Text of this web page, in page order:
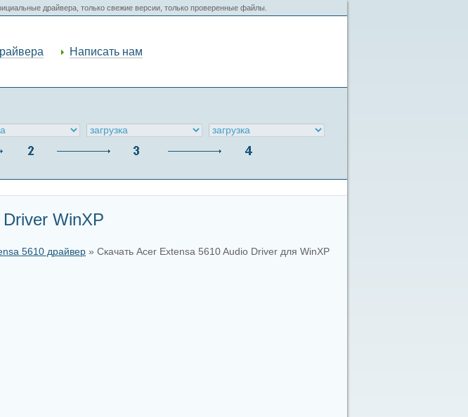
драйвера, только свежие версии, только проверенные файлы.
Написать нам
WinXP
5610 драйвер » Скачать Acer Extensa 5610 Audio Driver для WinXP